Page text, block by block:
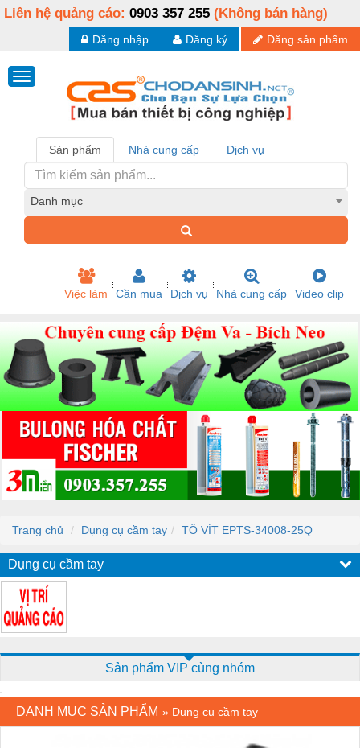
Liên hệ quảng cáo: 0903 357 255 (Không bán hàng)
Đăng sản phẩm
Đăng ký
Đăng nhập
Sản phẩm Nhà cung cấp Dịch vụ
Danh mục
Việc làm Cần mua Dịch vụ Nhà cung cấp Video clip
Trang chủ Dụng cụ cầm tay TÔ VÍT EPTS-34008-25Q
Dụng cụ cầm tay
Sản phẩm VIP cùng nhóm
DANH MỤC SẢN PHẨM » Dụng cụ cầm tay